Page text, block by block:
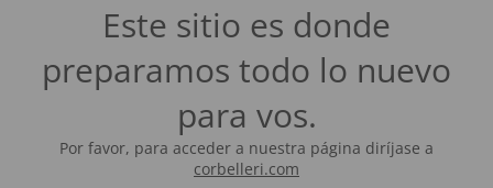
Este sitio es donde
preparamos todo lo nuevo
para vos.
Por favor, para acceder a nuestra página diríjase a
corbelleri.com